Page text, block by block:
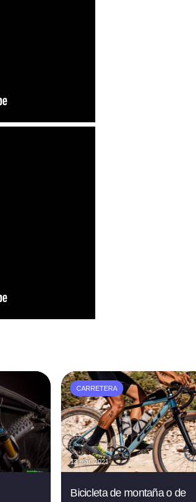
CARRETERA
13 mar. 2021
Bicicleta de montaña o de